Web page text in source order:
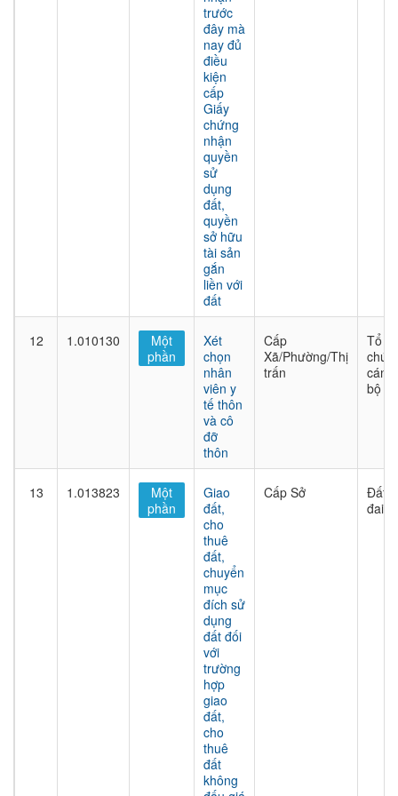
trước
đây mà
nay đủ
điều
kiện
cấp
Giấy
chứng
nhận
quyền
sử
dụng
đất,
quyền
sở hữu
tài sản
gắn
liền với
đất
12 1.010130
Một
phần
Xét
chọn
nhân
viên y
tế thôn
và cô
đỡ
thôn
Cấp
Xã/Phường/Thị
trấn
Tổ
chức
cán
bộ
13 1.013823
Một
phần
Giao
đất,
cho
thuê
đất,
chuyển
mục
đích sử
dụng
đất đối
với
trường
hợp
giao
đất,
cho
thuê
đất
không
Cấp Sở
Đất
đai